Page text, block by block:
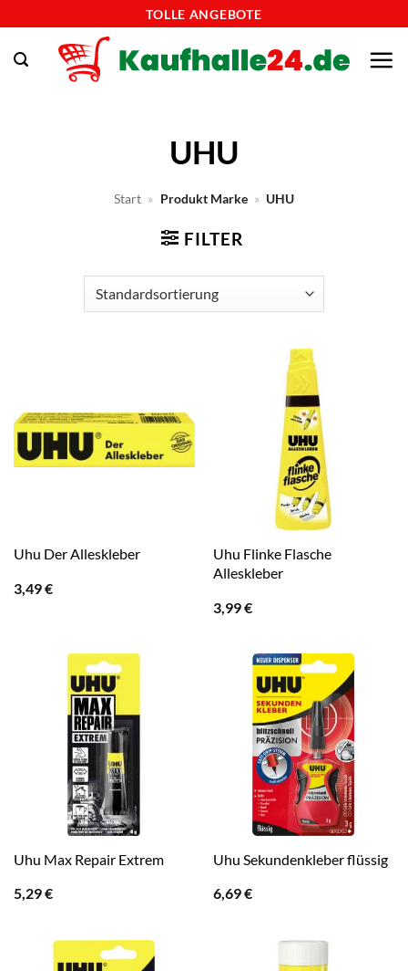
springen
TOLLE ANGEBOTE
UHU
Start » Produkt Marke » UHU
FILTER
Uhu Der Alleskleber
3,49€
Uhu Flinke Flasche
Alleskleber
3,99€
Uhu Max Repair Extrem
5,29€
Uhu Sekundenkleber flüssig
6,69€